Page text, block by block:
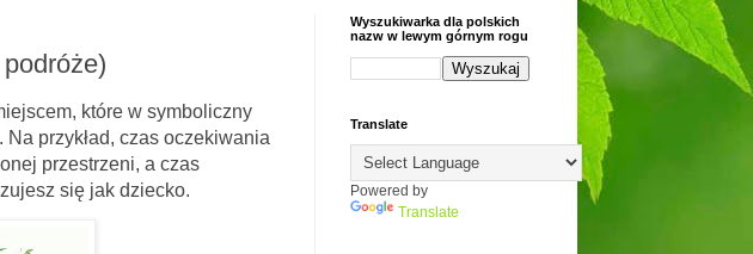
które w symboliczny
przykład, czas oczekiwania
przestrzeni, a czas
się jak dziecko.
Wyszukiwarka dla polskich
nazw w lewym górnym rogu
Translate
Powered by
Translate